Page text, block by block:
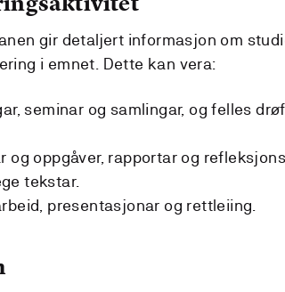
gir detaljert informasjon om
i emnet. Dette kan vera:
seminar og samlingar, og felles
og oppgåver, rapportar og
tekstar.
presentasjonar og rettleiing.